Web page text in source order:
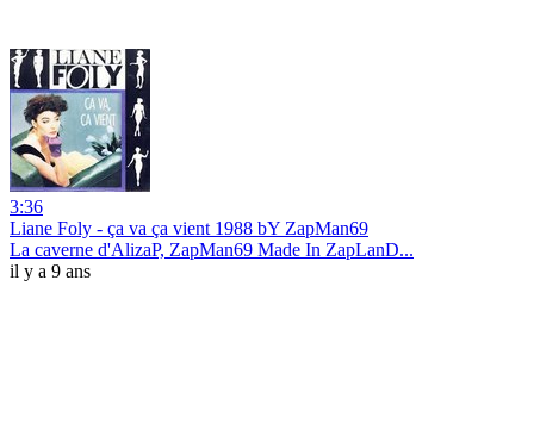
3:36
Liane Foly - ça va ça vient 1988 bY ZapMan69
La caverne d'AlizaP, ZapMan69 Made In ZapLanD...
il y a 9 ans